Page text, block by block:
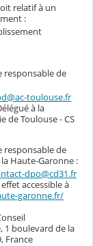
relatif à un
:
de
toulouse.fr
à la
de Toulouse - CS
de
Haute-Garonne :
dpo@cd31.fr
accessible à
garonne.fr/
1 boulevard de la
France